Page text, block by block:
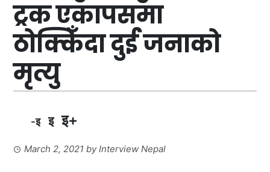
ट्रक एकापसमा
ठोक्किँदा दुई जनाको
मृत्यु
-इ इ इ+
March 2, 2021 byInterview Nepal